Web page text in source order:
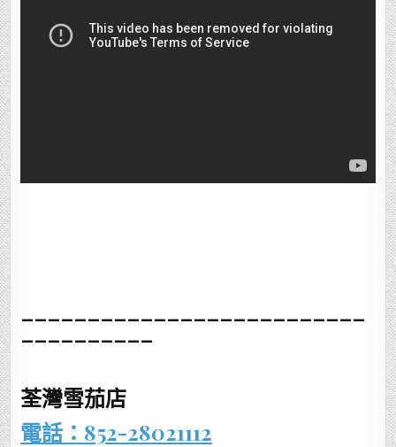
__________
荃灣雪茄店
電話：852-28021112